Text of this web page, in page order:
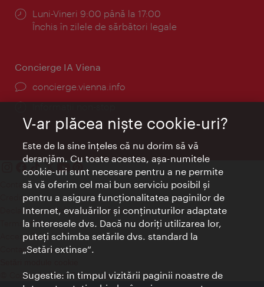
Program:
Luni-Vineri 9:00 până la 17:00
Închis în zilele de sărbători legale
Concierge IA Viena
concierge.vienna.info
Contact
Credits
Declaraţie privind protecţia datelor
Terms of Use
Accesibilitate
Contact presa
© Copyright Wien Tourismus
V-ar plăcea nişte cookie-uri?
Este de la sine înţeles că nu dorim să vă
deranjăm. Cu toate acestea, aşa-numitele
cookie-uri sunt necesare pentru a ne permite
să vă oferim cel mai bun serviciu posibil şi
pentru a asigura funcţionalitatea paginilor de
Internet, evaluărilor şi conţinuturilor adaptate
la interesele dvs. Dacă nu doriţi utilizarea lor,
puteţi schimba setările dvs. standard la
„Setări extinse“.
Sugestie: în timpul vizitării paginii noastre de